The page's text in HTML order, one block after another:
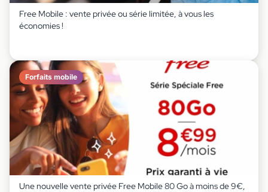
Free Mobile : vente privée ou série limitée, à vous les
économies !
Forfaits mobile
Une nouvelle vente privée Free Mobile 80 Go à moins de 9€,